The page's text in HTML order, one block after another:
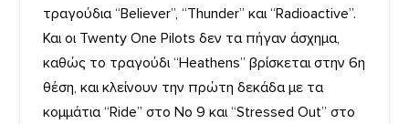
τραγούδια “Believer”, “Thunder” και “Radioactive”.
Και οι Twenty One Pilots δεν τα πήγαν άσχημα,
καθώς το τραγούδι “Heathens” βρίσκεται στην 6η
θέση, και κλείνουν την πρώτη δεκάδα με τα
κομμάτια “Ride” στο Νο 9 και “Stressed Out” στο